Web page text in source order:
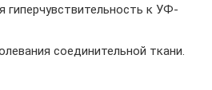
гиперчувствительность к УФ-
соединительной ткани.